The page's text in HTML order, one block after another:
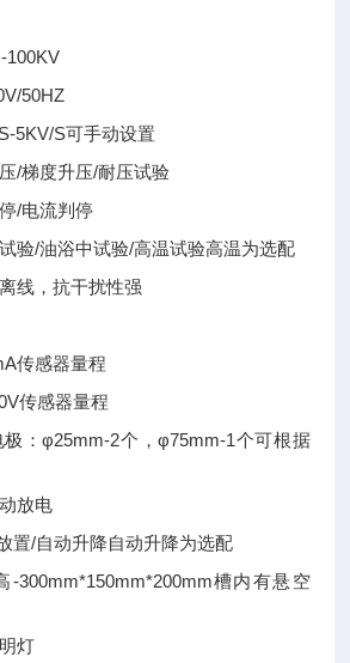
100KV
50HZ
5KV/S可手动设置
/梯度升压/耐压试验
/电流判停
验/油浴中试验/高温试验高温为选配
线，抗干扰性强
传感器量程
传感器量程
：φ25mm-2个，φ75mm-1个可根据
放电
置/自动升降自动升降为选配
-300mm*150mm*200mm槽内有悬空
灯